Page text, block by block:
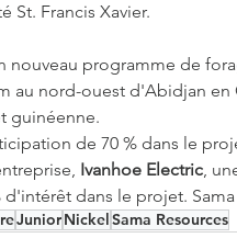
St. Francis Xavier.
nouveau programme de
au nord-ouest d'Abidjan
guinéenne.
de 70 % dans le
Ivanhoe Electric,
dans le projet.
JuniorNickelSama Resources